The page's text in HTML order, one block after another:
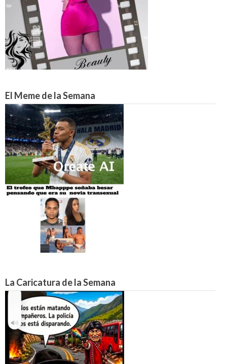
El Meme de la Semana
La Caricatura de la Semana